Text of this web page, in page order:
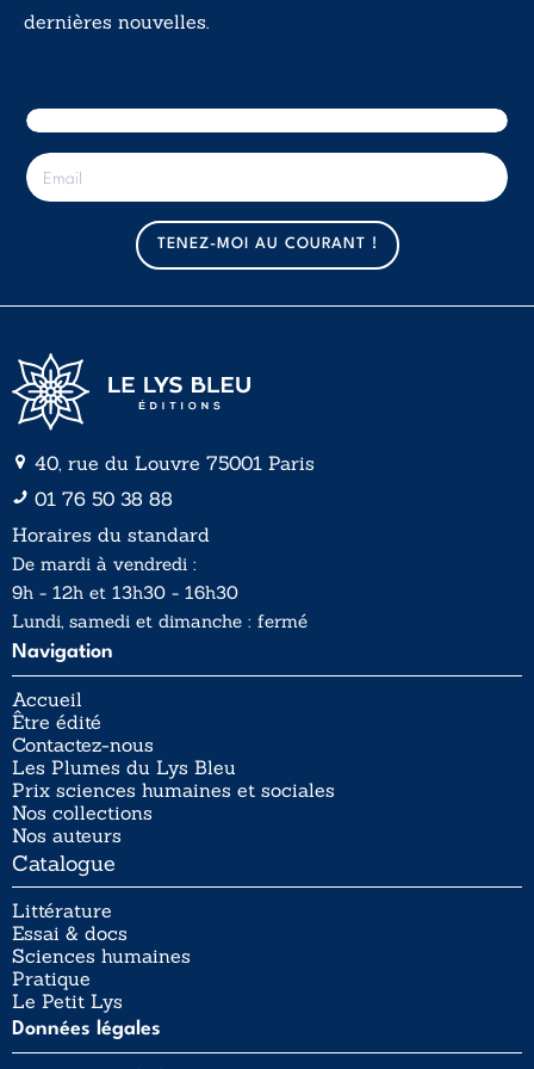
dernières nouvelles.
E
-
m
TENEZ-MOI AU COURANT !
40, rue du Louvre 75001 Paris
01 76 50 38 88
Horaires du standard
De mardi à vendredi :
9h - 12h et 13h30 - 16h30
Lundi, samedi et dimanche : fermé
Navigation
Accueil
Être édité
Contactez-nous
Les Plumes du Lys Bleu
Prix sciences humaines et sociales
Nos collections
Nos auteurs
Catalogue
Littérature
Essai & docs
Sciences humaines
Pratique
Le Petit Lys
Données légales